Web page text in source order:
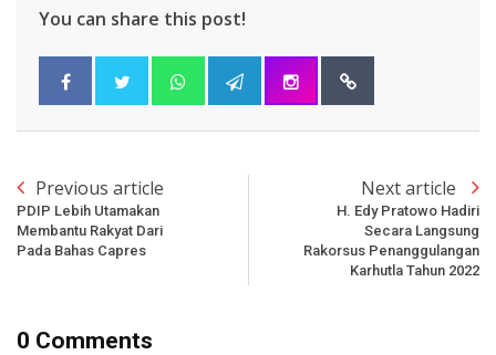
You can share this post!
Previous article
PDIP Lebih Utamakan
Membantu Rakyat Dari
Pada Bahas Capres
Next article
H. Edy Pratowo Hadiri
Secara Langsung
Rakorsus Penanggulangan
Karhutla Tahun 2022
0 Comments